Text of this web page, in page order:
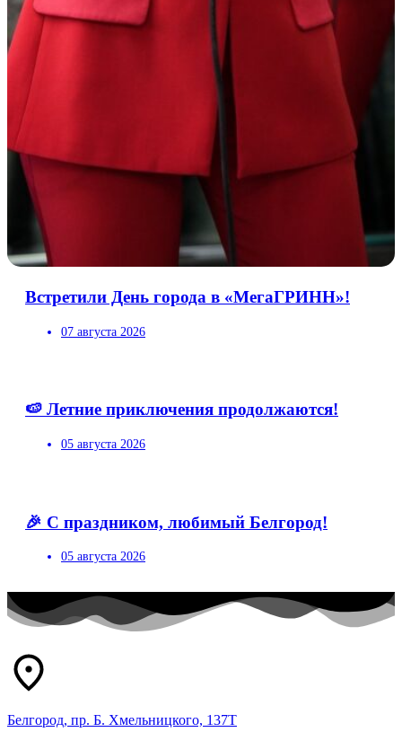
Встретили День города в «МегаГРИНН»!
07 августа 2026
🍉 Летние приключения продолжаются!
05 августа 2026
🎉 С праздником, любимый Белгород!
05 августа 2026
Белгород, пр. Б. Хмельницкого, 137Т